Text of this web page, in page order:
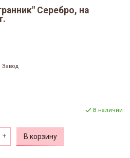
Серебро, на
Завод
В наличии
В корзину